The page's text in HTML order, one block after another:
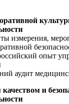
измерения,
опыт
аудит
и